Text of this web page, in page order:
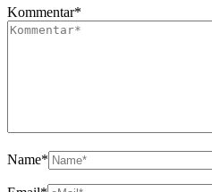
Kommentar*
Name*